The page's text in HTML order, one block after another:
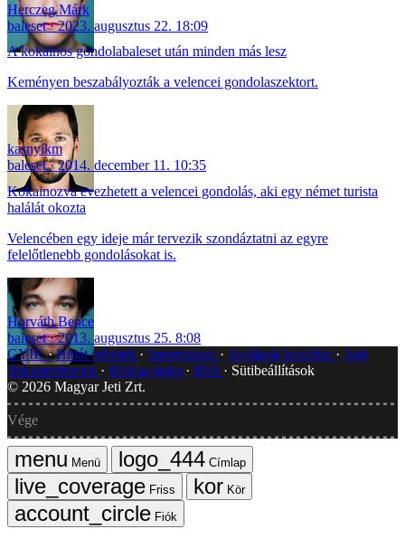
Herczeg Márk
baleset
2023. augusztus 22. 18:09
A kokainos gondolabaleset után minden más lesz
Keményen beszabályozták a velencei gondolaszektort.
kasnyikm
baleset
2014. december 11. 10:35
Kokainozva evezhetett a velencei gondolás, aki egy német turista
halálát okozta
Velencében egy ideje már tervezik szondáztatni az egyre
felelőtlenebb gondolásokat is.
Horváth Bence
baleset
2013. augusztus 25. 8:08
GYIK Hibát jelentek Impresszum Javítások kezelése
Jogi
dokumentumok
Médiaajánlat RSS
Sütibeállítások
© 2026 Magyar Jeti Zrt.
Vége
Menü
Címlap
Friss
Kör
Fiók